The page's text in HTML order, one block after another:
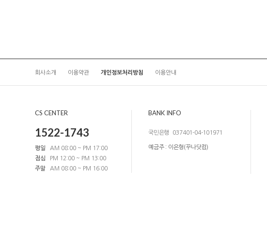
회사소개 이용약관 개인정보처리방침 이용안내
CS CENTER
1522-1743
평일
AM 08:00 ~ PM 17:00
점심
PM 12:00 ~ PM 13:00
주말
AM 08:00 ~ PM 16:00
BANK INFO
국민은행 037401-04-101971
예금주 : 이은형(꾸나닷컴)